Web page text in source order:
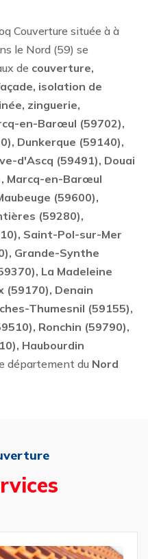
Couverture située à à
le Nord (59) se
de couverture,
isolation de
zinguerie,
en-Barœul (59702),
Dunkerque (59140),
d'Ascq (59491), Douai
Marcq-en-Barœul
(59600),
(59280),
Saint-Pol-sur-Mer
Grande-Synthe
La Madeleine
(59170), Denain
Thumesnil (59155),
Ronchin (59790),
Haubourdin
département du Nord